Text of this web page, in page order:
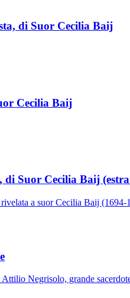
di Suor Cecilia Baij
Cecilia Baij
Suor Cecilia Baij
a suor Cecilia Baij
Negrisolo, grande